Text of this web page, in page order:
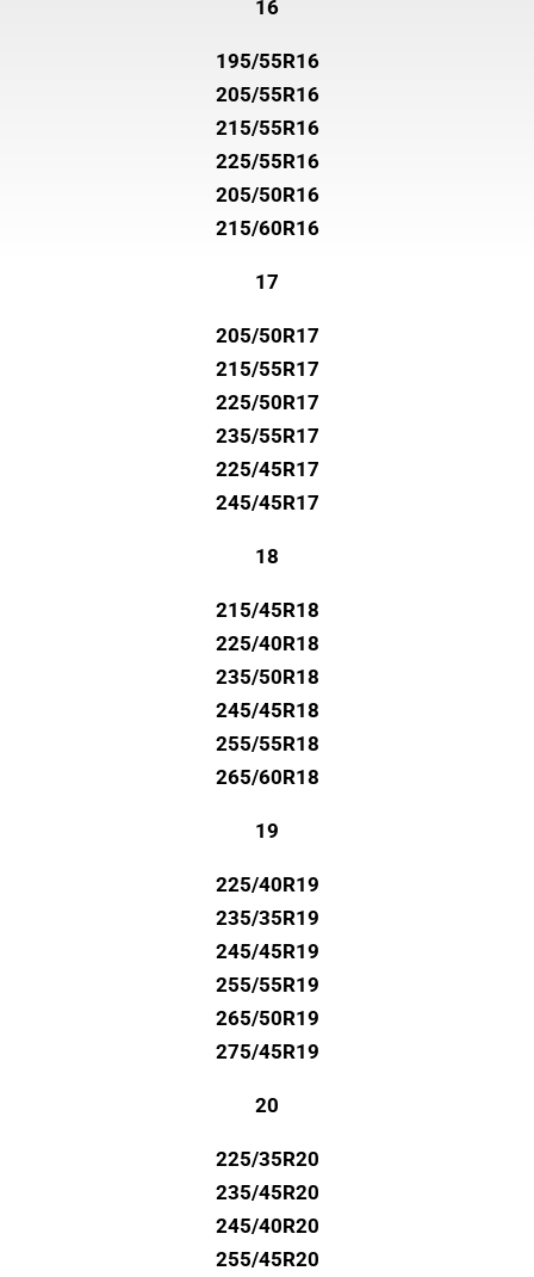
16
195/55R16
205/55R16
215/55R16
225/55R16
205/50R16
215/60R16
17
205/50R17
215/55R17
225/50R17
235/55R17
225/45R17
245/45R17
18
215/45R18
225/40R18
235/50R18
245/45R18
255/55R18
265/60R18
19
225/40R19
235/35R19
245/45R19
255/55R19
265/50R19
275/45R19
20
225/35R20
235/45R20
245/40R20
255/45R20